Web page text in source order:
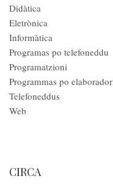
Didàtica
Eletrònica
Informàtica
Programas po telefoneddu
Programatzioni
Programmas po
Telefoneddus
Web
CIRCA